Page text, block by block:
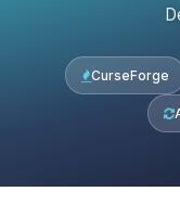
CurseForge